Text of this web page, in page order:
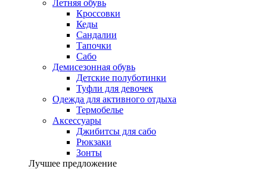
Летняя обувь
Кроссовки
Кеды
Сандалии
Тапочки
Сабо
Демисезонная обувь
Детские полуботинки
Туфли для девочек
Одежда для активного отдыха
Термобелье
Аксессуары
Джибитсы для сабо
Рюкзаки
Зонты
Лучшее предложение